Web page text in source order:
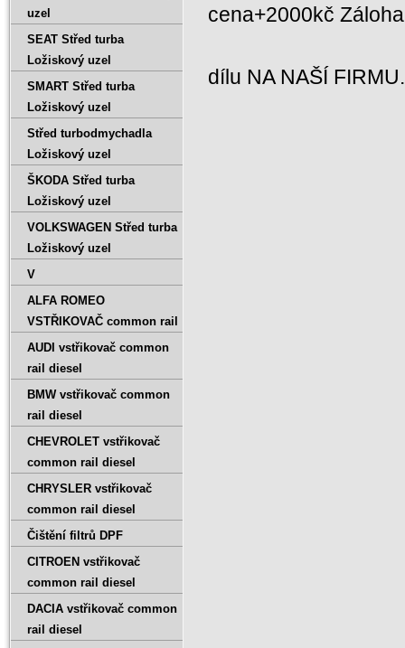
cena+2000kč
dílu NA NAŠÍ
uzel
SEAT Střed turba
Ložiskový uzel
SMART Střed turba
Ložiskový uzel
Střed turbodmychadla
Ložiskový uzel
ŠKODA Střed turba
Ložiskový uzel
VOLKSWAGEN Střed turba
Ložiskový uzel
V
ALFA ROMEO
VSTŘIKOVAČ common rail
AUDI vstřikovač common
rail diesel
BMW vstřikovač common
rail diesel
CHEVROLET vstřikovač
common rail diesel
CHRYSLER vstřikovač
common rail diesel
Čištění filtrů DPF
CITROEN vstřikovač
common rail diesel
DACIA vstřikovač common
rail diesel